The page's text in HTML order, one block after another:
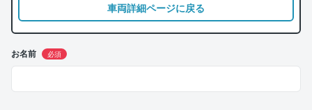
車両詳細ページに戻る
お名前 必須